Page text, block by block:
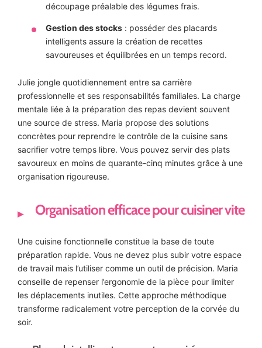
découpage préalable des légumes frais.
Gestion des stocks : posséder des placards
intelligents assure la création de recettes
savoureuses et équilibrées en un temps record.
Julie jongle quotidiennement entre sa carrière
professionnelle et ses responsabilités familiales. La charge
mentale liée à la préparation des repas devient souvent
une source de stress. Maria propose des solutions
concrètes pour reprendre le contrôle de la cuisine sans
sacrifier votre temps libre. Vous pouvez servir des plats
savoureux en moins de quarante-cinq minutes grâce à une
organisation rigoureuse.
Organisation efficace pour cuisiner vite
Une cuisine fonctionnelle constitue la base de toute
préparation rapide. Vous ne devez plus subir votre espace
de travail mais l’utiliser comme un outil de précision. Maria
conseille de repenser l’ergonomie de la pièce pour limiter
les déplacements inutiles. Cette approche méthodique
transforme radicalement votre perception de la corvée du
soir.